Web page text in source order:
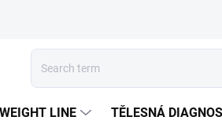
LINE TĚLESNÁ